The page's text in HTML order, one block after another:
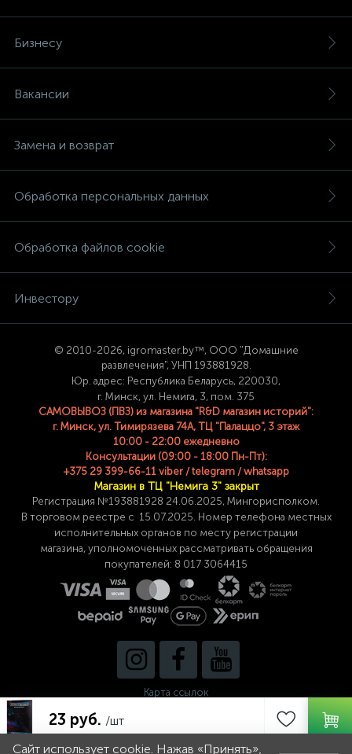
23 руб. /шт
Бизнесу
Вакансии
Замена и возврат
Обработка персональных данных
Обработка файлов cookie
Инвестору
© 2010-2026, igromaster.by™, ООО "Домашние
развлечения", УНП 193881928.
Юр. адрес: Республика Беларусь, 220030,
г. Минск, ул. Немига, 3, пом. 375
САМОВЫВОЗ (ПВЗ) из магазина "R&D магазин историй":
г. Минск, ул. Тимирязева 74A, ТЦ "Палаццо", 3 этаж
10:00 - 22:00 ежедневно
Консультации (09:00 - 18:00 Пн-Пт):
+375 29 399-66-11 viber / telegram / whatsapp
Магазин в ТЦ "Немига 3" закрыт
Регистрация №193881928 24 .06.2025, Мингорисполком.
В торговом реестре с 15.07.2025. Номер телефона местных
исполнительных органов по месту регистрации
магазина,уполномоченных рассматривать обращения
покупателей: 8 017 3064415
Карта ссылок
Сайт использует cookie. Нажав «Принять»,